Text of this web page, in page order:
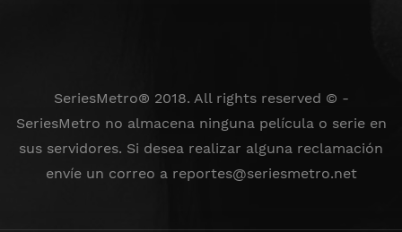
SeriesMetro® 2018. All rights reserved © -
SeriesMetro no almacena ninguna película o serie en
sus servidores. Si desea realizar alguna reclamación
envíe un correo a reportes@seriesmetro.net